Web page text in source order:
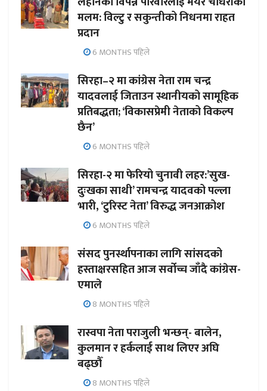
मलम: विल्टु र सकुन्तीको निधनमा राहत
प्रदान
6 MONTHS पहिले
सिरहा–२ मा कांग्रेस नेता राम चन्द्र
यादवलाई जिताउन स्थानीयको सामूहिक
प्रतिबद्धता; ‘विकासप्रेमी नेताको विकल्प
छैन’
6 MONTHS पहिले
सिरहा-२ मा फेरियो चुनावी लहर:’सुख-
दुःखका साथी’ रामचन्द्र यादवको पल्ला
भारी, ‘टुरिस्ट नेता’ विरुद्ध जनआक्रोश
6 MONTHS पहिले
संसद पुनर्स्थापनाका लागि सांसदको
हस्ताक्षरसहित आज सर्वोच्च जाँदै कांग्रेस-
एमाले
8 MONTHS पहिले
रास्वपा नेता पराजुली भन्छन्- बालेन,
कुलमान र हर्कलाई साथ लिएर अघि
बढ्छौँ
8 MONTHS पहिले